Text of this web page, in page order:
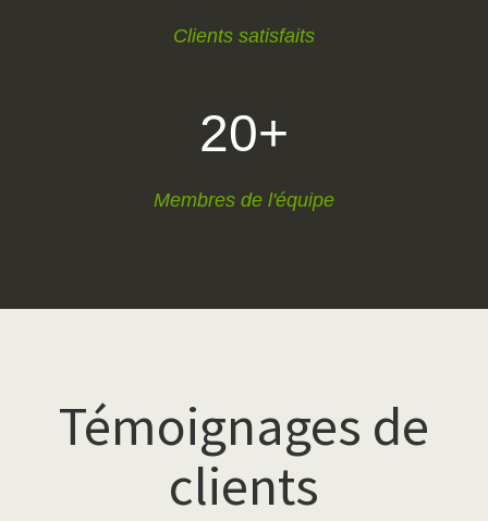
Clients satisfaits
20+
Membres de l'équipe
Témoignages de
clients